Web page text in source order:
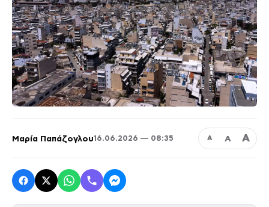
Μαρία Παπάζογλου16.06.2026 — 08:35 Α Α Α